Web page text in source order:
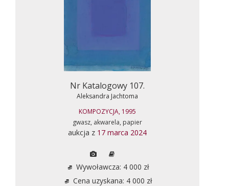
Nr Katalogowy 107.
Aleksandra Jachtoma
KOMPOZYCJA, 1995
gwasz, akwarela, papier
aukcja z 17 marca 2024
Wywoławcza: 4 000 zł
Cena uzyskana: 4 000 zł